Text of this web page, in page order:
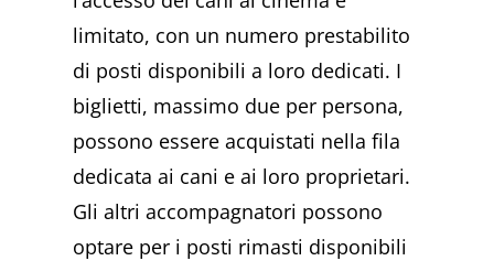
limitato, con un numero prestabilito
di posti disponibili a loro dedicati. I
biglietti, massimo due per persona,
possono essere acquistati nella fila
dedicata ai cani e ai loro proprietari.
Gli altri accompagnatori possono
optare per i posti rimasti disponibili